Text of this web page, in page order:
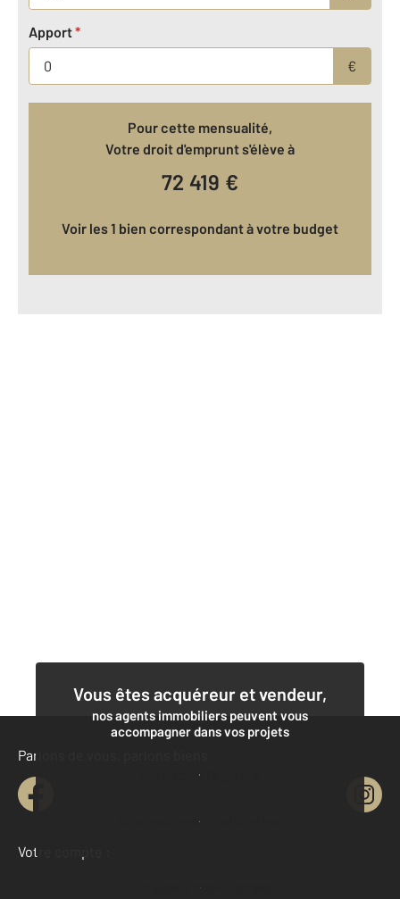
Apport*
€
Pour cette mensualité,
Votre droit d'emprunt s'élève à
72 419 €
Voir les 1 bien correspondant à votre budget
Vous êtes acquéreur et vendeur,
nos agents immobiliers peuvent vous
accompagner dans vos projets
Contacter l'agence
Demander une estimation
Parlons de vous, parlons biens
Votre compte :
Accéder à mon compte